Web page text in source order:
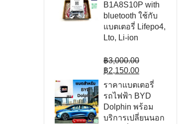
B1A8S10P with
bluetooth ใช้กับ
แบตเตอรี่ Lifepo4,
Lto, Li-ion
฿3,000.00Original
price
was:
฿3,000.00.
฿2,150.00Current
price
is:
฿2,150.00.
ราคาแบตเตอรี่
รถไฟฟ้า BYD
Dolphin พร้อม
บริการเปลี่ยนนอก